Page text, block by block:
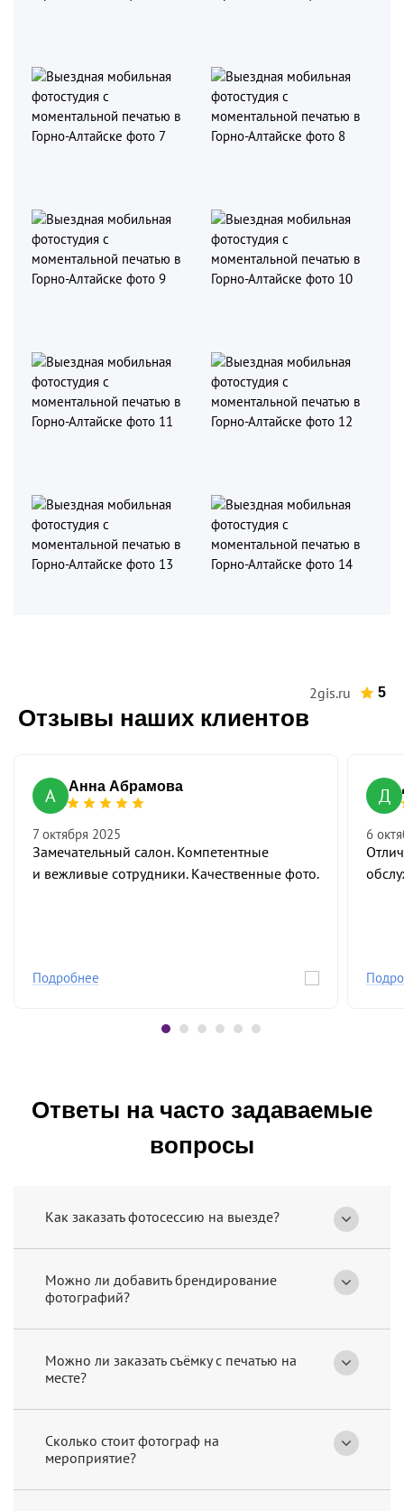
Отзывы наших клиентов
2gis.ru 5
А Анна Абрамова
7 октября 2025
Замечательный салон. Компетентные
и вежливые сотрудники. Качественные фото.
Подробнее
Д
6
Ответы на часто задаваемые
вопросы
Как заказать фотосессию на выезде?
Можно ли добавить брендирование
фотографий?
Можно ли заказать съёмку с печатью на
месте?
Сколько стоит фотограф на
мероприятие?